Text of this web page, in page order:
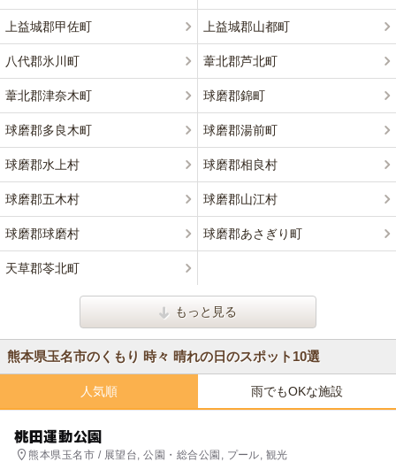
上益城郡甲佐町 上益城郡山都町
八代郡氷川町 葦北郡芦北町
葦北郡津奈木町 球磨郡錦町
球磨郡多良木町 球磨郡湯前町
球磨郡水上村 球磨郡相良村
球磨郡五木村 球磨郡山江村
球磨郡球磨村 球磨郡あさぎり町
天草郡苓北町
もっと見る
熊本県玉名市のくもり 時々 晴れの日のスポット10選
人気順 雨でもOKな施設
桃田運動公園
熊本県玉名市 / 展望台, 公園・総合公園, プール, 観光